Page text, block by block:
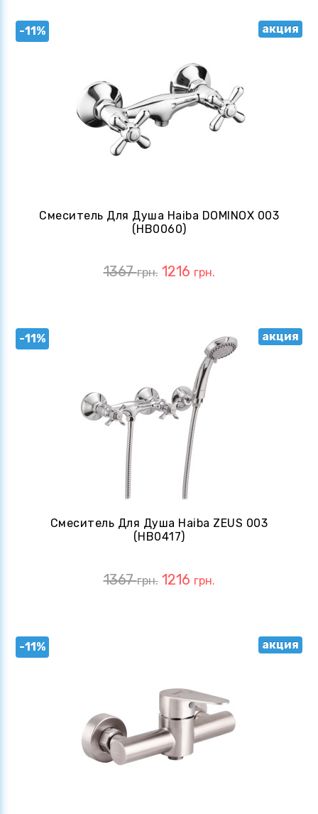
-11% акция
Смеситель Для Душа Haiba DOMINOX 003
(HB0060)
1367грн. 1216 грн.
-11% акция
Смеситель Для Душа Haiba ZEUS 003
(HB0417)
1367грн. 1216 грн.
-11% акция